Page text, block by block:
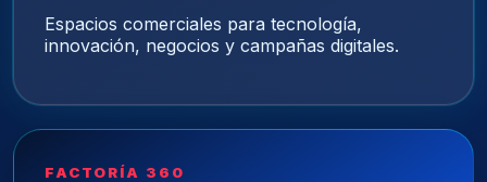
Espacios comerciales para tecnología,
innovación, negocios y campañas digitales.
FACTORÍA 360